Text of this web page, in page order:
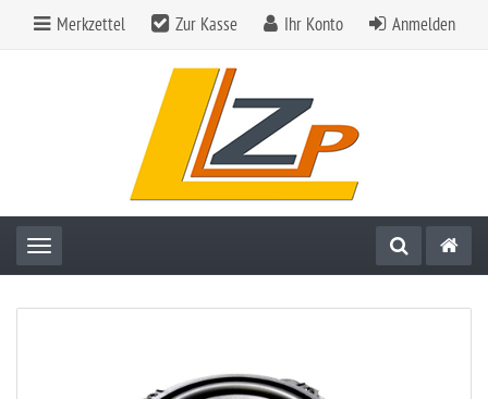
Merkzettel Zur Kasse Ihr Konto Anmelden
Toggle navigation